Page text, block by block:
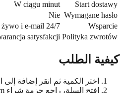
Start
W ciągu minut
Wymagane
Nie
na żywo i e-mail 24/7
Polityka
Gwarancja satysfakcji
الطلب
اختر الكمية ثم انقر إضافة إلى السلة.